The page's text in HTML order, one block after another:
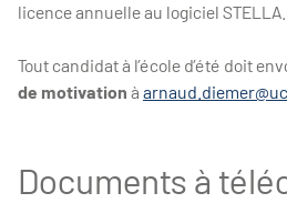
licence annuelle au logiciel STELLA.
Tout candidat à l’école d’été doit
de motivation à
Documents à